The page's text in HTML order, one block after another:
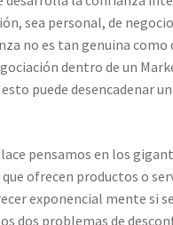
sea personal, de
no es tan genuina
dentro de un
puede desencadenar
pensamos en los
ofrecen productos o
exponencial mente si
dos problemas de